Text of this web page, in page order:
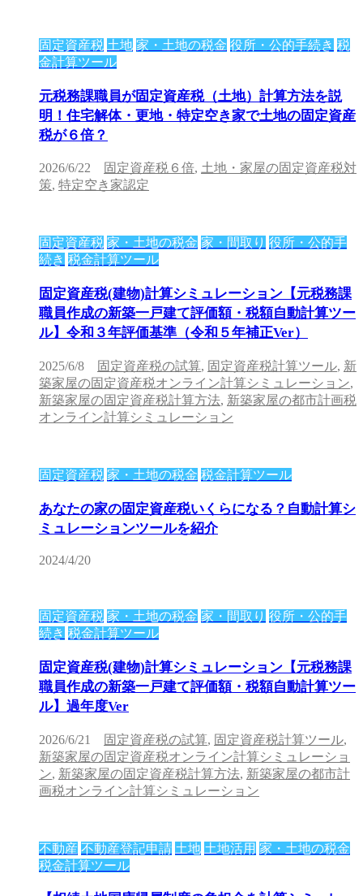
固定資産税 土地 家・土地の税金 役所・公的手続き 税
金計算ツール
元税務課職員が固定資産税（土地）計算方法を説
明！住宅解体・更地・特定空き家で土地の固定資産
税が６倍？
2026/6/22 固定資産税６倍, 土地・家屋の固定資産税対
策, 特定空き家認定
固定資産税 家・土地の税金 家・間取り 役所・公的手
続き 税金計算ツール
固定資産税(建物)計算シミュレーション【元税務課
職員作成の新築一戸建て評価額・税額自動計算ツー
ル】令和３年評価基準（令和５年補正Ver）
2025/6/8 固定資産税の試算, 固定資産税計算ツール, 新
築家屋の固定資産税オンライン計算シミュレーション,
新築家屋の固定資産税計算方法, 新築家屋の都市計画税
オンライン計算シミュレーション
固定資産税 家・土地の税金 税金計算ツール
あなたの家の固定資産税いくらになる？自動計算シ
ミュレーションツールを紹介
2024/4/20
固定資産税 家・土地の税金 家・間取り 役所・公的手
続き 税金計算ツール
固定資産税(建物)計算シミュレーション【元税務課
職員作成の新築一戸建て評価額・税額自動計算ツー
ル】過年度Ver
2026/6/21 固定資産税の試算, 固定資産税計算ツール,
新築家屋の固定資産税オンライン計算シミュレーショ
ン, 新築家屋の固定資産税計算方法, 新築家屋の都市計
画税オンライン計算シミュレーション
不動産 不動産登記申請 土地 土地活用 家・土地の税金
税金計算ツール